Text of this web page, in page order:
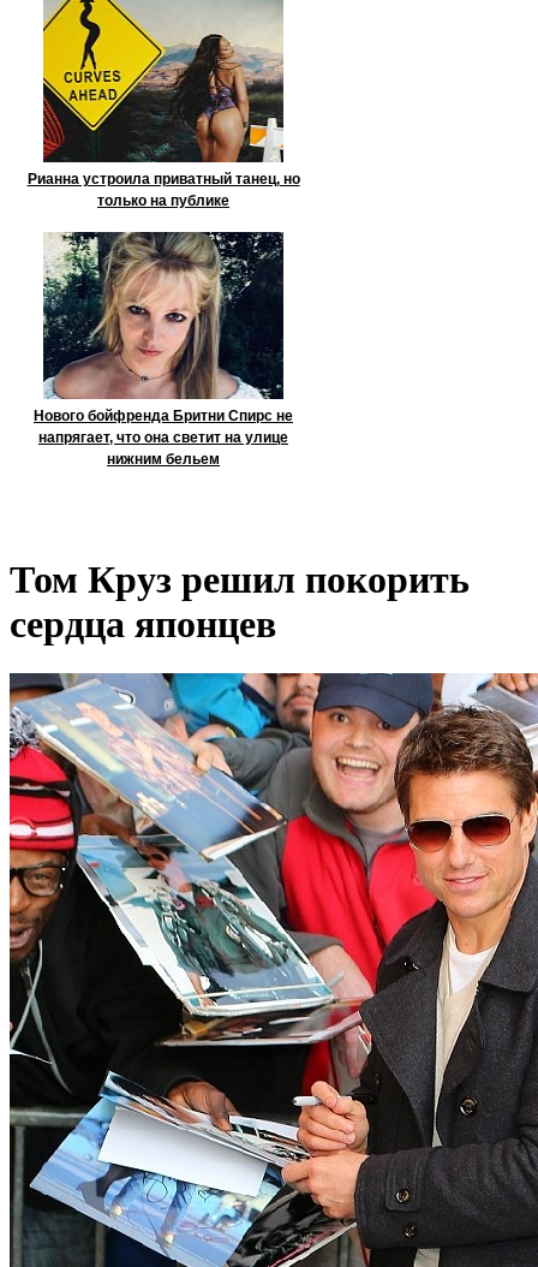
Рианна устроила приватный танец, но
только на публике
Нового бойфренда Бритни Спирс не
напрягает, что она светит на улице
нижним бельем
Том Круз решил покорить
сердца японцев